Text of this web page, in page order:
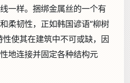
一样。捆绑金属丝的一个有
柔韧性，正如韩国谚语“柳树
性使其在建筑中不可或缺，因
地连接并固定各种结构元